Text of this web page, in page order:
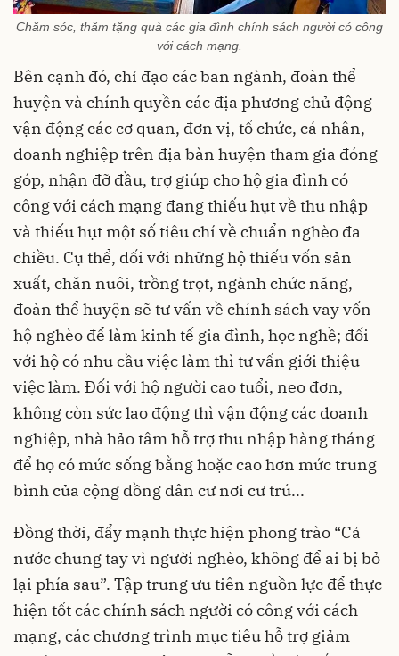
Chăm sóc, thăm tặng quà các gia đình chính sách người có công
với cách mạng.
Bên cạnh đó, chỉ đạo các ban ngành, đoàn thể
huyện và chính quyền các địa phương chủ động
vận động các cơ quan, đơn vị, tổ chức, cá nhân,
doanh nghiệp trên địa bàn huyện tham gia đóng
góp, nhận đỡ đầu, trợ giúp cho hộ gia đình có
công với cách mạng đang thiếu hụt về thu nhập
và thiếu hụt một số tiêu chí về chuẩn nghèo đa
chiều. Cụ thể, đối với những hộ thiếu vốn sản
xuất, chăn nuôi, trồng trọt, ngành chức năng,
đoàn thể huyện sẽ tư vấn về chính sách vay vốn
hộ nghèo để làm kinh tế gia đình, học nghề; đối
với hộ có nhu cầu việc làm thì tư vấn giới thiệu
việc làm. Đối với hộ người cao tuổi, neo đơn,
không còn sức lao động thì vận động các doanh
nghiệp, nhà hảo tâm hỗ trợ thu nhập hàng tháng
để họ có mức sống bằng hoặc cao hơn mức trung
bình của cộng đồng dân cư nơi cư trú...
Đồng thời, đẩy mạnh thực hiện phong trào “Cả
nước chung tay vì người nghèo, không để ai bị bỏ
lại phía sau”. Tập trung ưu tiên nguồn lực để thực
hiện tốt các chính sách người có công với cách
mạng, các chương trình mục tiêu hỗ trợ giảm